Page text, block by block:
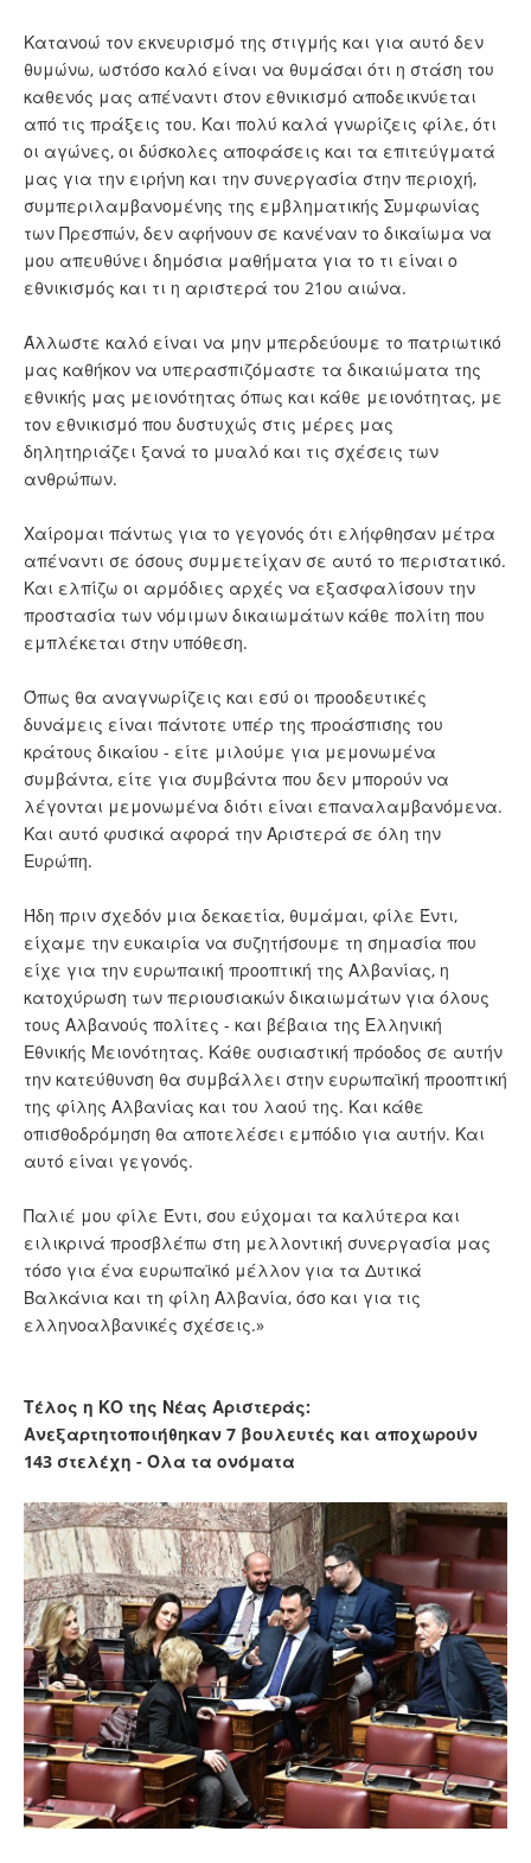
Κατανοώ τον εκνευρισμό της στιγμής και για αυτό δεν
θυμώνω, ωστόσο καλό είναι να θυμάσαι ότι η στάση του
καθενός μας απέναντι στον εθνικισμό αποδεικνύεται
από τις πράξεις του. Και πολύ καλά γνωρίζεις φίλε, ότι
οι αγώνες, οι δύσκολες αποφάσεις και τα επιτεύγματά
μας για την ειρήνη και την συνεργασία στην περιοχή,
συμπεριλαμβανομένης της εμβληματικής Συμφωνίας
των Πρεσπών, δεν αφήνουν σε κανέναν το δικαίωμα να
μου απευθύνει δημόσια μαθήματα για το τι είναι ο
εθνικισμός και τι η αριστερά του 21ου αιώνα.
Άλλωστε καλό είναι να μην μπερδεύουμε το πατριωτικό
μας καθήκον να υπερασπιζόμαστε τα δικαιώματα της
εθνικής μας μειονότητας όπως και κάθε μειονότητας, με
τον εθνικισμό που δυστυχώς στις μέρες μας
δηλητηριάζει ξανά το μυαλό και τις σχέσεις των
ανθρώπων.
Χαίρομαι πάντως για το γεγονός ότι ελήφθησαν μέτρα
απέναντι σε όσους συμμετείχαν σε αυτό το περιστατικό.
Και ελπίζω οι αρμόδιες αρχές να εξασφαλίσουν την
προστασία των νόμιμων δικαιωμάτων κάθε πολίτη που
εμπλέκεται στην υπόθεση.
Όπως θα αναγνωρίζεις και εσύ οι προοδευτικές
δυνάμεις είναι πάντοτε υπέρ της προάσπισης του
κράτους δικαίου - είτε μιλούμε για μεμονωμένα
συμβάντα, είτε για συμβάντα που δεν μπορούν να
λέγονται μεμονωμένα διότι είναι επαναλαμβανόμενα.
Και αυτό φυσικά αφορά την Αριστερά σε όλη την
Ευρώπη.
Ήδη πριν σχεδόν μια δεκαετία, θυμάμαι, φίλε Έντι,
είχαμε την ευκαιρία να συζητήσουμε τη σημασία που
είχε για την ευρωπαική προοπτική της Αλβανίας, η
κατοχύρωση των περιουσιακών δικαιωμάτων για όλους
τους Αλβανούς πολίτες - και βέβαια της Ελληνική
Εθνικής Μειονότητας. Κάθε ουσιαστική πρόοδος σε αυτήν
την κατεύθυνση θα συμβάλλει στην ευρωπαϊκή προοπτική
της φίλης Αλβανίας και του λαού της. Και κάθε
οπισθοδρόμηση θα αποτελέσει εμπόδιο για αυτήν. Και
αυτό είναι γεγονός.
Παλιέ μου φίλε Έντι, σου εύχομαι τα καλύτερα και
ειλικρινά προσβλέπω στη μελλοντική συνεργασία μας
τόσο για ένα ευρωπαϊκό μέλλον για τα Δυτικά
Βαλκάνια και τη φίλη Αλβανία, όσο και για τις
ελληνοαλβανικές σχέσεις.»
Τέλος η ΚΟ της Νέας Αριστεράς:
Ανεξαρτητοποιήθηκαν 7 βουλευτές και αποχωρούν
143 στελέχη - Όλα τα ονόματα